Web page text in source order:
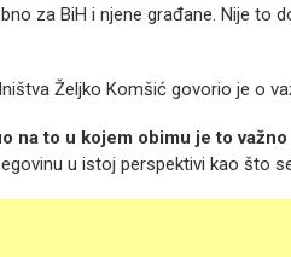
za BiH i njene građane. Nije to
Željko Komšić govorio je o
na to u kojem obimu je to
u istoj perspektivi kao što